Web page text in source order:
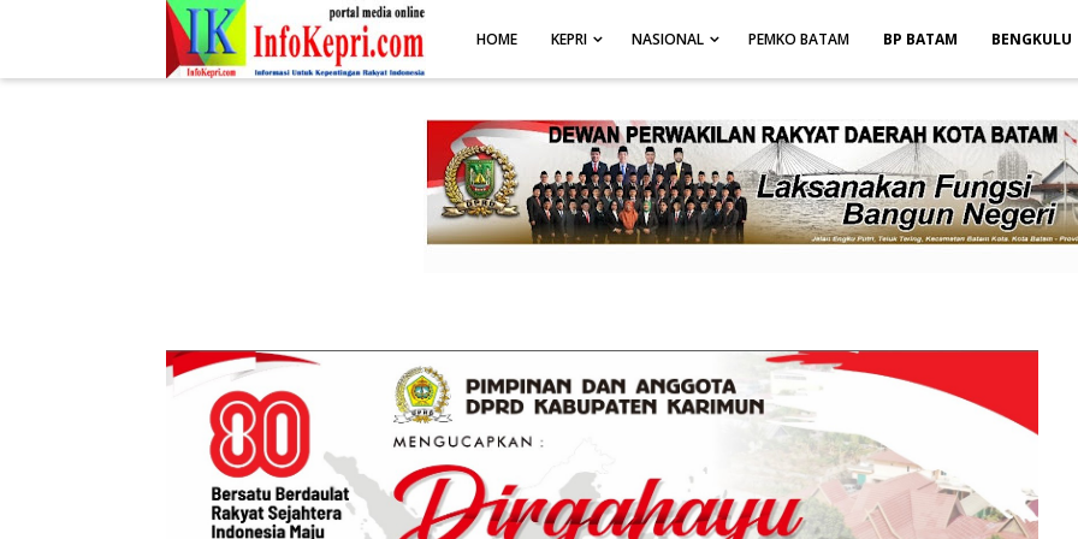
.post-body img { display: block; margin: 0 auto; max-width: 100%; height: auto; }
HOME KEPRI NASIONAL PEMKO BATAM BP BATAM BENGKULU